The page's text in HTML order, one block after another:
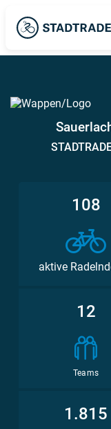
108
aktive
12
Teams
1.815